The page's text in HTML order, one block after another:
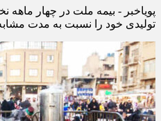
تولیدی خود را نسبت به مدت مشابه سال